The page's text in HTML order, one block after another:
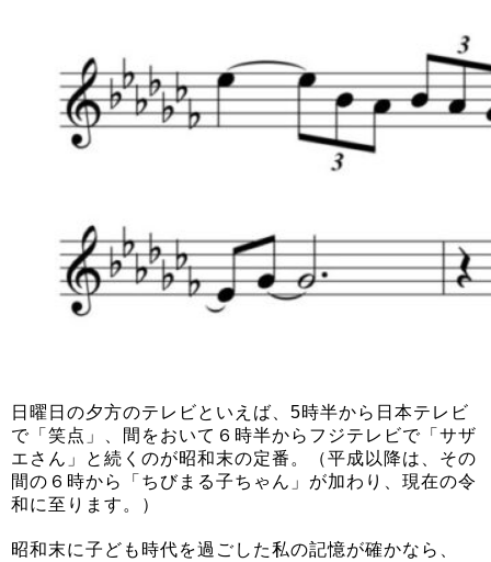
日曜日の夕方のテレビといえば、5時半から日本テレビ
で「笑点」、間をおいて６時半からフジテレビで「サザ
エさん」と続くのが昭和末の定番。（平成以降は、その
間の６時から「ちびまる子ちゃん」が加わり、現在の令
和に至ります。）
昭和末に子ども時代を過ごした私の記憶が確かなら、